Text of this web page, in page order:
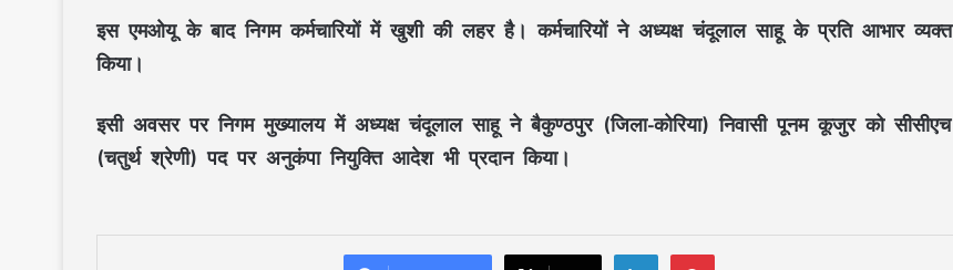
इसएमओयूके बाद निगम कर्मचारियों मेंखुशी की लहरहै। कर्मचारियों नेअध्यक्ष चंदूलाल साहूके प्रति आभार व्यक्त
किया।
इसी अवसर पर निगम मुख्यालय मेंअध्यक्ष चंदूलाल साहूनेबैकुण्ठपुर (जिला-कोरिया) निवासीपूनम कूजुरकोसीसीएच
(चतुर्थ श्रेणी) पदपर अनुकंपा नियुक्ति आदेशभी प्रदान किया।
LinkedInPinterest
आरोपी गिरफ्तार
सियासत तेज, अखिलेश यादव ने सरकार पर साधा